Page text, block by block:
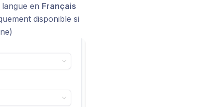
en Français
disponible si